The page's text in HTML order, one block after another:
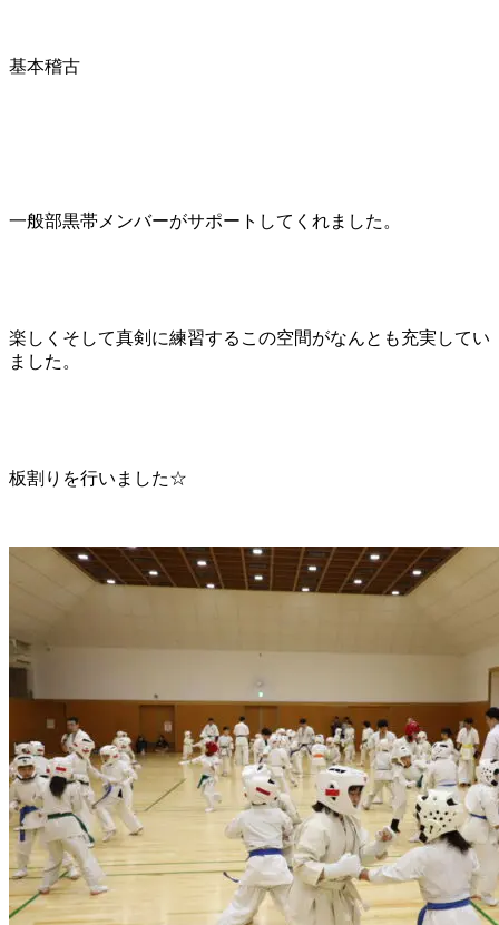
基本稽古
一般部黒帯メンバーがサポートしてくれました。
楽しくそして真剣に練習するこの空間がなんとも充実してい
ました。
板割りを行いました☆